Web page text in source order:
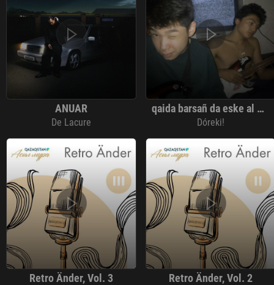
ANUAR
De Lacure
qaida barsañ da eske al Из "Казахские страшные сказки"
Dóreki!
Retro Änder, Vol. 3 Retro Änder, Vol. 2